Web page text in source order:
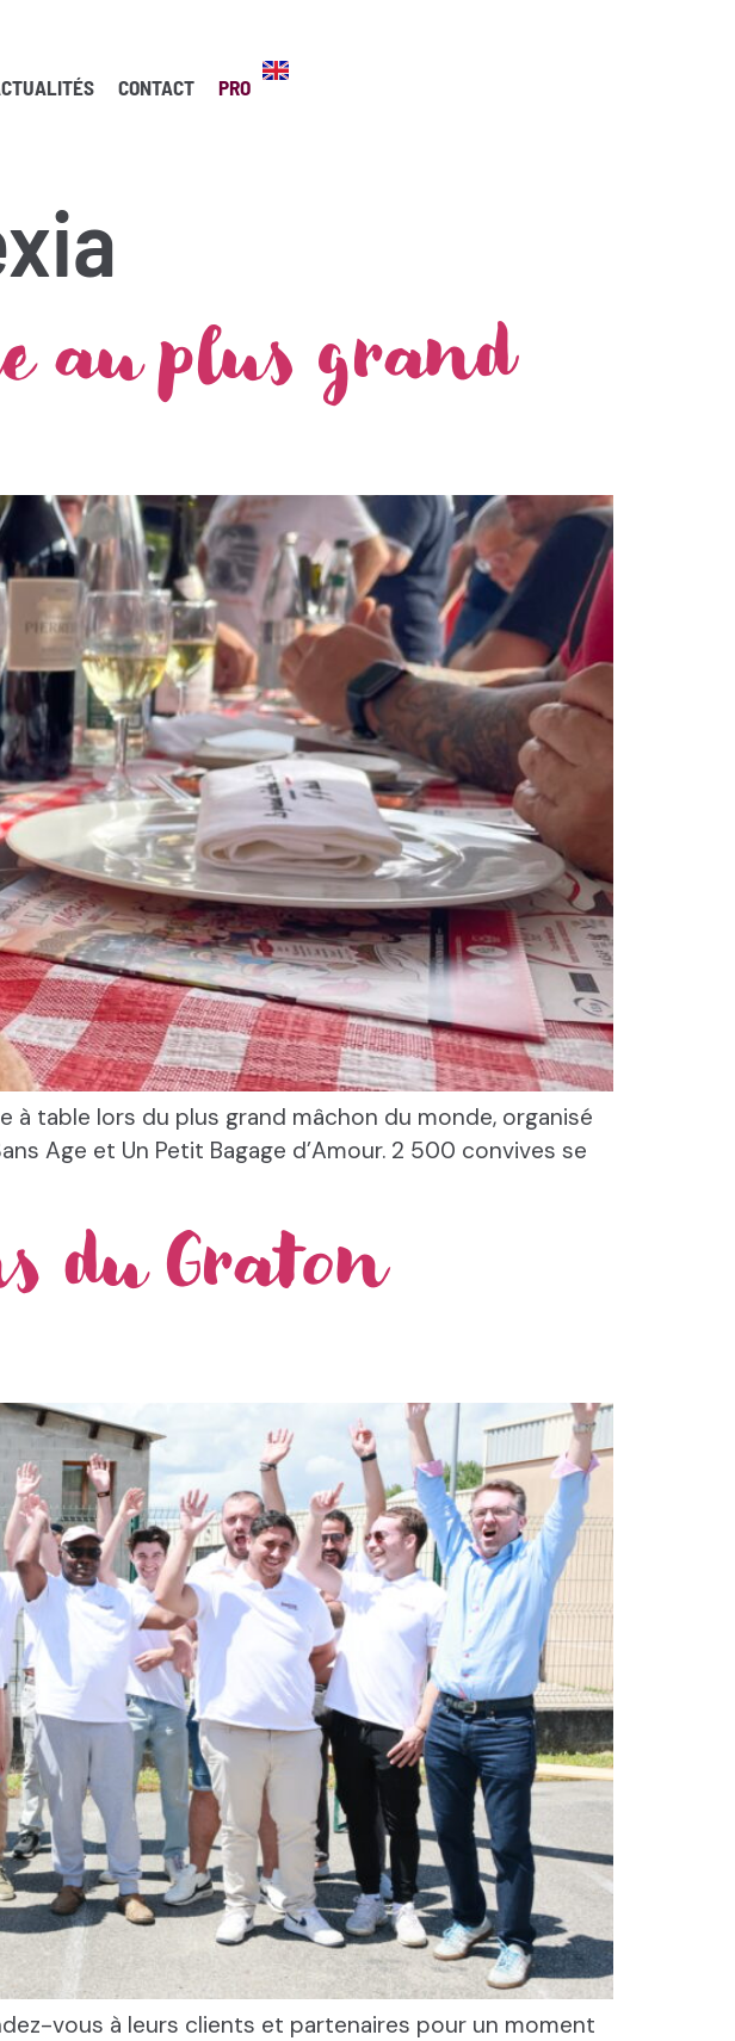
CONTACT PRO
au plus grand
à table lors du plus grand mâchon du monde, organisé
Age et Un Petit Bagage d’Amour. 2 500 convives se
du Graton
vous à leurs clients et partenaires pour un moment